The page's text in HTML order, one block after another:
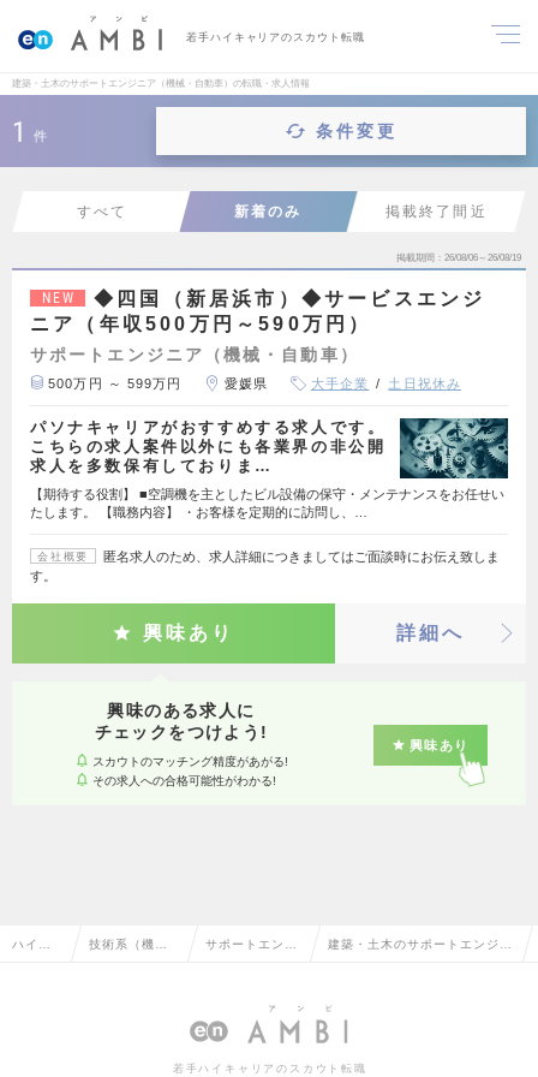
若手ハイキャリアのスカウト転職
建築・土木のサポートエンジニア（機械・自動車）の転職・求人情報
1 件 条件変更
すべて 新着のみ 掲載終了間近
掲載期間 26/08/06～26/08/19
NEW
◆四国（新居浜市）◆サービスエンジ
ニア（年収500万円～590万円）
サポートエンジニア（機械・自動車）
500万円 ～ 599万円 愛媛県 大手企業 土日祝休み
パソナキャリアがおすすめする求人です。
こちらの求人案件以外にも各業界の非公開
求人を多数保有しておりま…
【期待する役割】 ■空調機を主としたビル設備の保守・メンテナンスをお任せい
たします。 【職務内容】 ・お客様を定期的に訪問し、…
会社概要
匿名求人のため、求人詳細につきましてはご面談時にお伝え致しま
す。
興味あり 詳細へ
興味のある求人に
チェックをつけよう!
スカウトのマッチング精度があがる!
その求人への合格可能性がわかる!
興味あり
ハイク 技術系（機 サポートエンジ
動車）
建築・土木のサポートエンジニ
人情報一覧
若手ハイキャリアのスカウト転職